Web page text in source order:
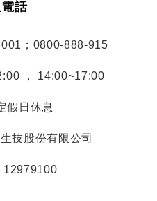
話
；0800-888-915
， 14:00~17:00
假日休息
技股份有限公司
12979100